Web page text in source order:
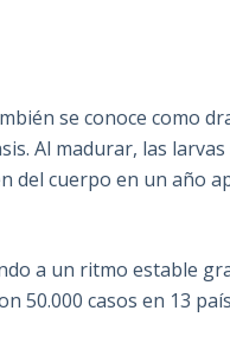
se conoce como
Al madurar, las
del cuerpo en un año
a un ritmo estable
50.000 casos en 13